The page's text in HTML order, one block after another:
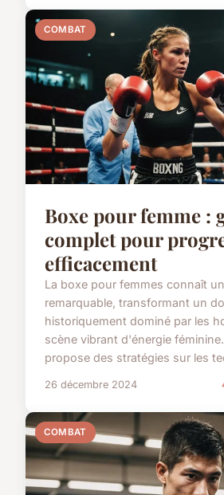
COMBAT
Boxe pour femme :
complet pour
efficacement
La boxe pour femmes connaît
remarquable, transformant un
historiquement dominé par les
scène vibrant d'énergie
propose des stratégies sur les
26 décembre 2024
COMBAT